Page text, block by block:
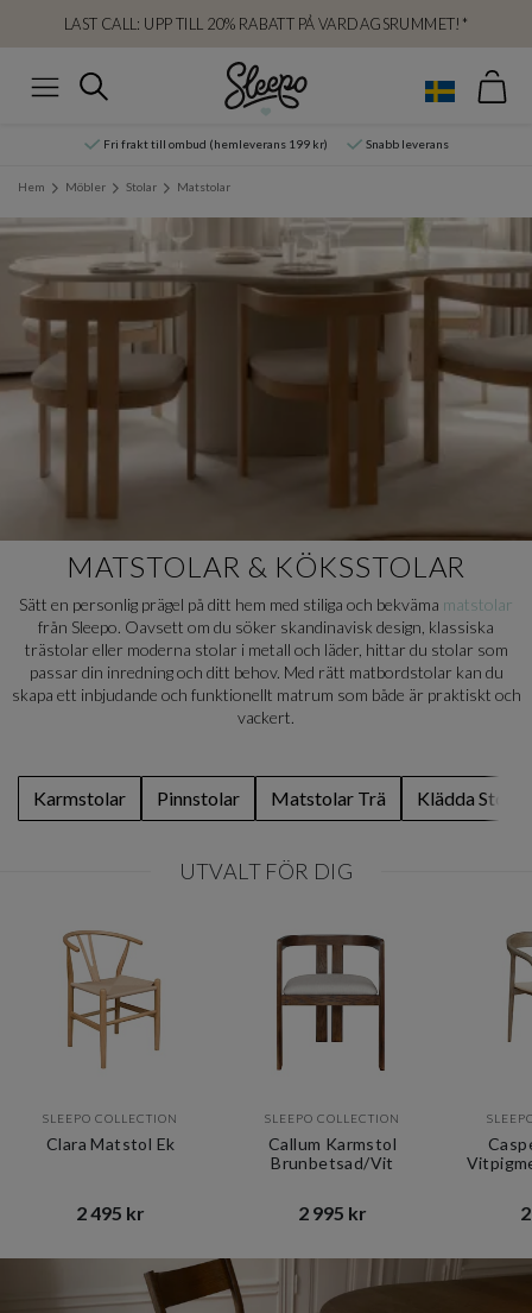
LAST CALL: UPP TILL 20% RABATT PÅ VARDAGSRUMMET!*
Sök
Fri frakt till ombud (hemleverans 199 kr) Snabb leverans
Hem Möbler Stolar Matstolar
MATSTOLAR & KÖKSSTOLAR
Sätt en personlig prägel på ditt hem med stiliga och bekväma matstolar
från Sleepo. Oavsett om du söker skandinavisk design, klassiska
trästolar eller moderna stolar i metall och läder, hittar du stolar som
passar din inredning och ditt behov. Med rätt matbordstolar kan du
skapa ett inbjudande och funktionellt matrum som både är praktiskt och
vackert.
Karmstolar Pinnstolar Matstolar Trä Klädda Stolar
UTVALT FÖR DIG
SLEEPO COLLECTION
Clara Matstol Ek
2 495 kr​​
SLEEPO COLLECTION
Callum Karmstol
Brunbetsad/Vit
2 995 kr​​